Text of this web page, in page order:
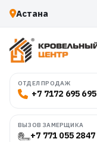
ОТДЕЛ ПРОДАЖ
+7 7172 695 695
ВЫЗОВ ЗАМЕРЩИКА
+7 771 055 2847